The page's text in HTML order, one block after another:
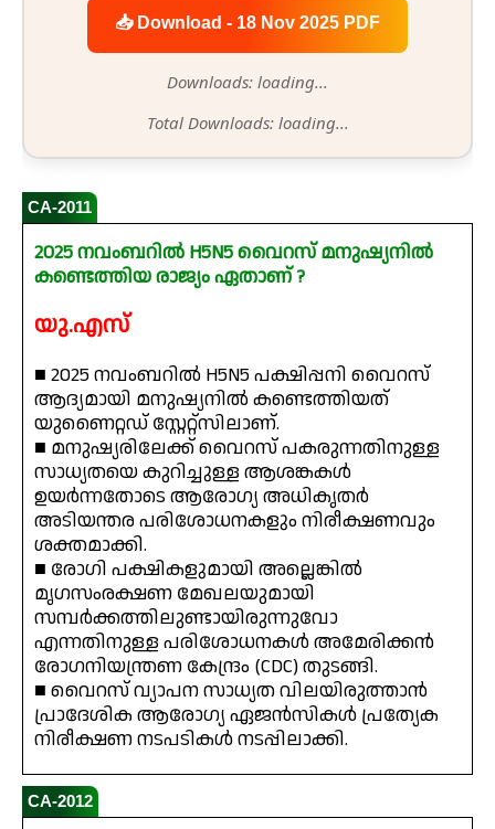
📥 Download - 18 Nov 2025 PDF
Downloads: loading...
Total Downloads: loading...
CA-2011
2025 നവംബറിൽ H5N5 വൈറസ് മനുഷ്യനിൽ
കണ്ടെത്തിയ രാജ്യം ഏതാണ് ?
യു.എസ്
■ 2025 നവംബറിൽ H5N5 പക്ഷിപ്പനി വൈറസ്
ആദ്യമായി മനുഷ്യനിൽ കണ്ടെത്തിയത്
യുണൈറ്റഡ് സ്റ്റേറ്റ്സിലാണ്.
■ മനുഷ്യരിലേക്ക് വൈറസ് പകരുന്നതിനുള്ള
സാധ്യതയെ കുറിച്ചുള്ള ആശങ്കകൾ
ഉയർന്നതോടെ ആരോഗ്യ അധികൃതർ
അടിയന്തര പരിശോധനകളും നിരീക്ഷണവും
ശക്തമാക്കി.
■ രോഗി പക്ഷികളുമായി അല്ലെങ്കിൽ
മൃഗസംരക്ഷണ മേഖലയുമായി
സമ്പർക്കത്തിലുണ്ടായിരുന്നുവോ
എന്നതിനുള്ള പരിശോധനകൾ അമേരിക്കൻ
രോഗനിയന്ത്രണ കേന്ദ്രം (CDC) തുടങ്ങി.
■ വൈറസ് വ്യാപന സാധ്യത വിലയിരുത്താൻ
പ്രാദേശിക ആരോഗ്യ ഏജൻസികൾ പ്രത്യേക
നിരീക്ഷണ നടപടികൾ നടപ്പിലാക്കി.
CA-2012